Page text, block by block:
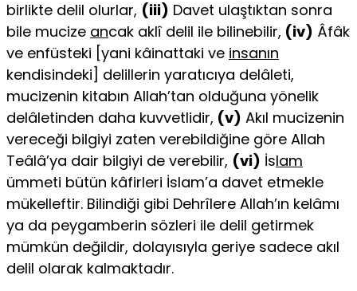
birlikte delil olurlar, (iii) Davet ulaştıktan sonra
bile mucize ancak aklî delil ile bilinebilir, (iv) Âfâk
ve enfüsteki [yani kâinat­taki ve insanın
kendisindeki] delillerin yaratıcıya delâleti,
mucizenin kitabın Allah’tan olduğuna yönelik
delâletinden daha kuvvetlidir, (v) Akıl mucizenin
ve­receği bilgiyi zaten verebildiğine göre Allah
Teâlâ’ya dair bilgiyi de verebilir, (vi) İslam
ümmeti bütün kâfirleri İslam’a davet etmekle
mükelleftir. Bilindiği gibi Dehrîlere Allah’ın kelâmı
ya da peygamberin sözleri ile delil getirmek
mümkün değildir, dolayısıyla geriye sadece akıl
delil olarak kalmaktadır.